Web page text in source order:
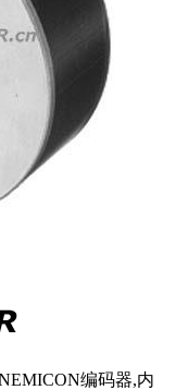
编码器,内